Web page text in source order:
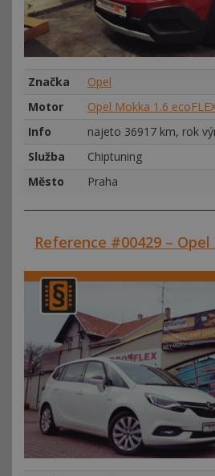
Značka
Opel
Motor
Opel Mokka 1.6
Info
najeto 36917 km, rok
Služba
Chiptuning
Město
Praha
Reference #00429 –